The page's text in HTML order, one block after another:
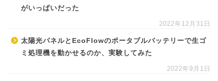
がいっぱいだった
2022年12月31日
太陽光パネルとEcoFlowのポータブルバッテリーで生ゴ
ミ処理機を動かせるのか、実験してみた
2022年9月1日